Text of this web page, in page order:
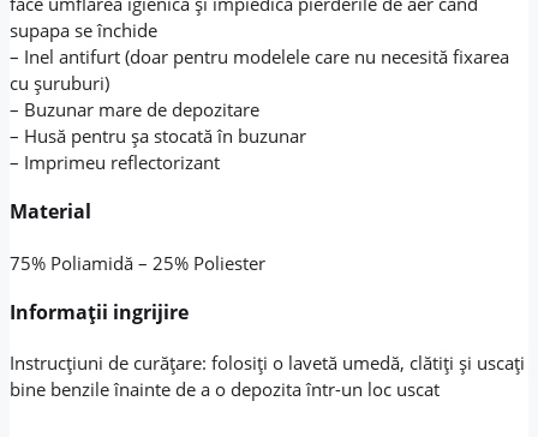
supapa se închide
– Inel antifurt (doar pentru modelele care nu necesită fixarea
cu șuruburi)
– Buzunar mare de depozitare
– Husă pentru șa stocată în buzunar
– Imprimeu reflectorizant
Material
75% Poliamidă – 25% Poliester
Informații ingrijire
Instrucțiuni de curățare: folosiți o lavetă umedă, clătiți și uscați
bine benzile înainte de a o depozita într-un loc uscat